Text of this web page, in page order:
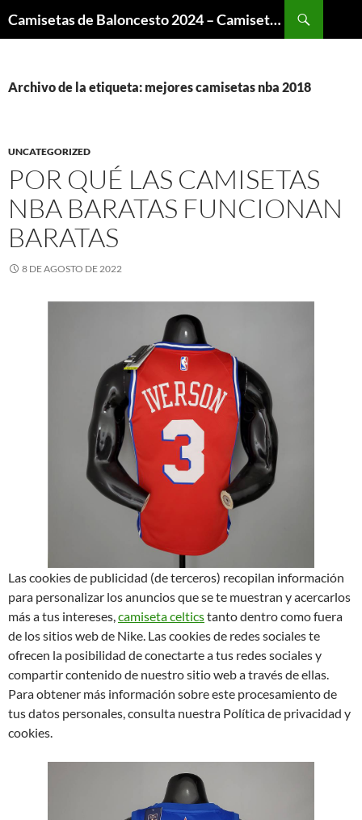
Camisetas de Baloncesto 2024 – Camisetas NBA
Archivo de la etiqueta: mejores camisetas nba 2018
UNCATEGORIZED
POR QUÉ LAS CAMISETAS
NBA BARATAS FUNCIONAN
BARATAS
8 DE AGOSTO DE 2022
Las cookies de publicidad (de terceros) recopilan información
para personalizar los anuncios que se te muestran y acercarlos
más a tus intereses,camiseta celticstanto dentro como fuera
de los sitios web de Nike. Las cookies de redes sociales te
ofrecen la posibilidad de conectarte a tus redes sociales y
compartir contenido de nuestro sitio web a través de ellas.
Para obtener más información sobre este procesamiento de
tus datos personales, consulta nuestra Política de privacidad y
cookies.